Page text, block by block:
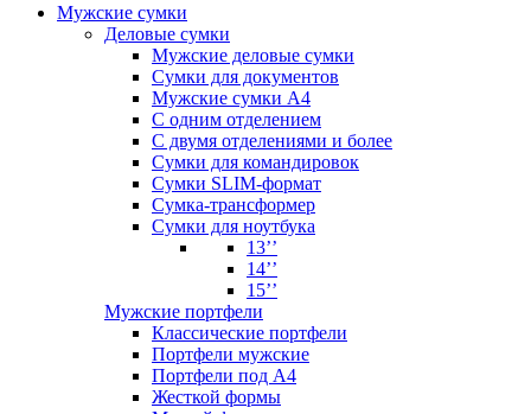
Мужские сумки
Деловые сумки
Мужские деловые сумки
Сумки для документов
Мужские сумки А4
С одним отделением
С двумя отделениями и более
Сумки для командировок
Сумки SLIM-формат
Сумка-трансформер
Сумки для ноутбука
13’’
14’’
15’’
Мужские портфели
Классические портфели
Портфели мужские
Портфели под А4
Жесткой формы